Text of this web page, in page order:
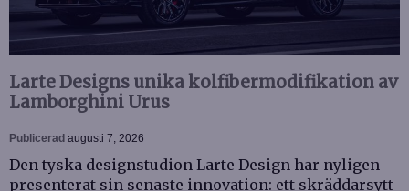
Larte Designs unika kolfibermodifikation av
Lamborghini Urus
Publicerad augusti 7, 2026
Den tyska designstudion Larte Design har nyligen
presenterat sin senaste innovation: ett skräddarsytt